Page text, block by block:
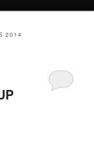
2014